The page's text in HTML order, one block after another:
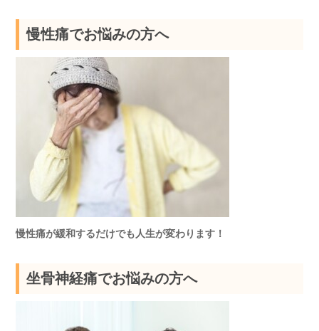
慢性痛でお悩みの方へ
慢性痛が緩和するだけでも人生が変わります！
坐骨神経痛でお悩みの方へ